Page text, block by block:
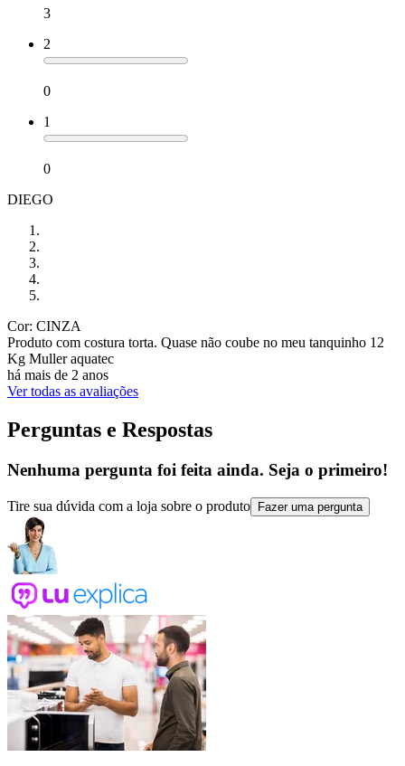
3
2
0
1
0
DIEGO
Cor: CINZA
Produto com costura torta. Quase não coube no meu tanquinho 12
Kg Muller aquatec
há mais de 2 anos
Ver todas as avaliações
Perguntas e Respostas
Nenhuma pergunta foi feita ainda. Seja o primeiro!
Tire sua dúvida com a loja sobre o produto Fazer uma pergunta